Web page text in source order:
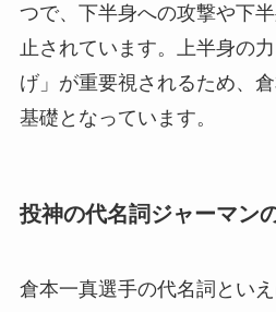
つで、下半身への攻撃や下
止されています。上半身の
げ」が重要視されるため、
基礎となっています。
投神の代名詞ジャーマン
倉本一真選手の代名詞とい